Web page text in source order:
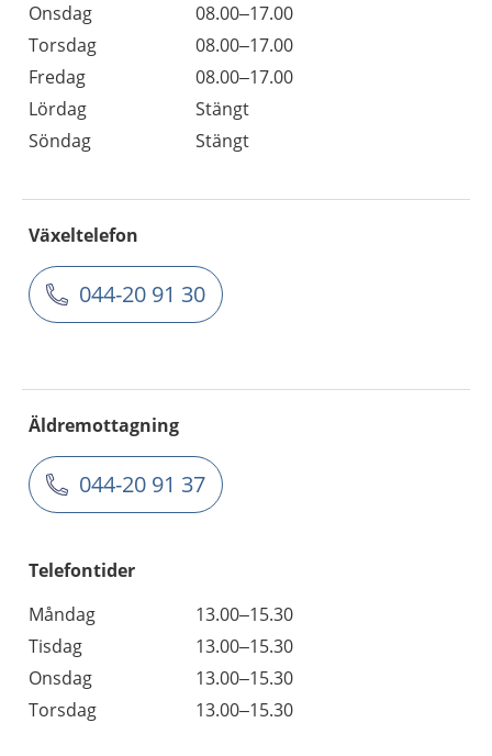
Onsdag
08.00–17.00
Torsdag
08.00–17.00
Fredag
08.00–17.00
Lördag
Stängt
Söndag
Stängt
Växeltelefon
044-20 91 30
Äldremottagning
044-20 91 37
Telefontider
Måndag
13.00–15.30
Tisdag
13.00–15.30
Onsdag
13.00–15.30
Torsdag
13.00–15.30